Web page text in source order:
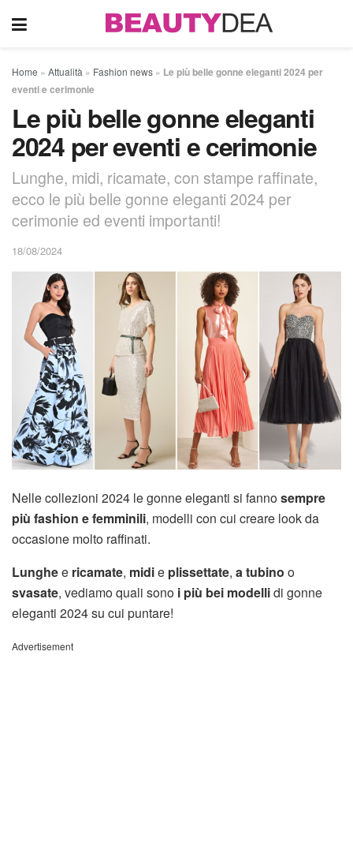
Home » Attualità » Fashion news » Le più belle gonne eleganti 2024 per
eventi e cerimonie
Le più belle gonne eleganti
2024 per eventi e cerimonie
Lunghe, midi, ricamate, con stampe raffinate,
ecco le più belle gonne eleganti 2024 per
cerimonie ed eventi importanti!
18/08/2024
Nelle collezioni 2024 le gonne eleganti si fannosempre
più fashion e femminili, modelli con cui creare look da
occasione molto raffinati.
Lunghee ricamate, midie plissettate, a tubino o
svasate, vediamo quali sono i più bei modellidi gonne
eleganti 2024 su cui puntare!
Advertisement